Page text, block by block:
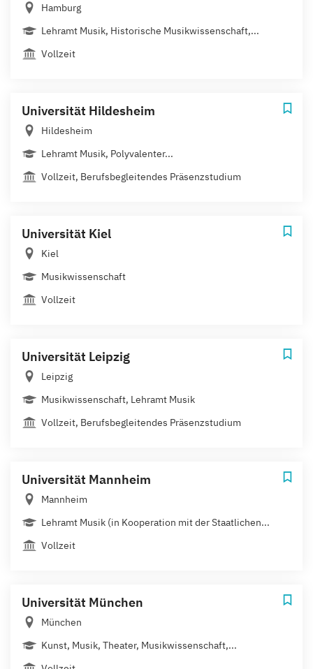
Hamburg
Lehramt Musik, Historische Musikwissenschaft,...
Vollzeit
Universität Hildesheim
Hildesheim
Lehramt Musik, Polyvalenter...
Vollzeit, Berufsbegleitendes Präsenzstudium
Universität Kiel
Kiel
Musikwissenschaft
Vollzeit
Universität Leipzig
Leipzig
Musikwissenschaft, Lehramt Musik
Vollzeit, Berufsbegleitendes Präsenzstudium
Universität Mannheim
Mannheim
Lehramt Musik (in Kooperation mit der Staatlichen...
Vollzeit
Universität München
München
Kunst, Musik, Theater, Musikwissenschaft,...